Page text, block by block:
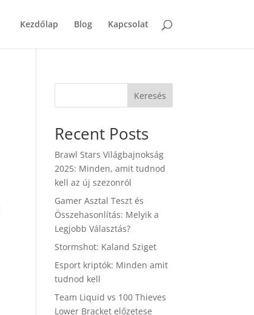
Kezdőlap Blog Kapcsolat
Keresés
Recent Posts
Brawl Stars Világbajnokság
2025: Minden, amit tudnod
kell az új szezonról
Gamer Asztal Teszt és
Összehasonlítás: Melyik a
Legjobb Választás?
Stormshot: Kaland Sziget
Esport kriptók: Minden amit
tudnod kell
Team Liquid vs 100 Thieves
Lower Bracket előzetese